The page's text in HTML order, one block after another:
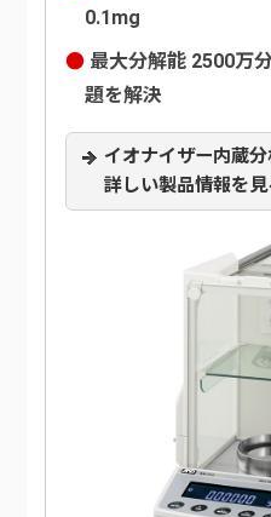
0.1mg
最大分解能 2500万
題を解決
イオナイザー内蔵
詳しい製品情報を見